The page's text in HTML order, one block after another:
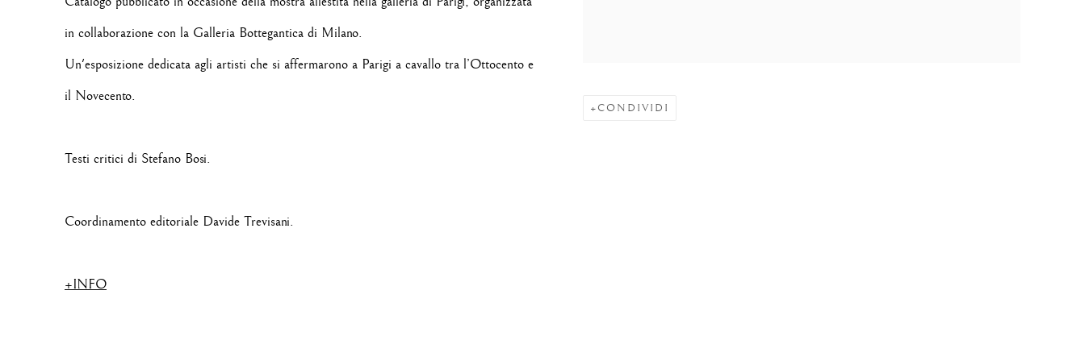
CONDIVIDI
in collaborazione con la Galleria Bottegantica di Milano.
Un'esposizione dedicata agli artisti che si affermarono a Parigi a cavallo tra l’Ottocento e
il Novecento.
Testi critici di Stefano Bosi.
Coordinamento editoriale Davide Trevisani.
+INFO